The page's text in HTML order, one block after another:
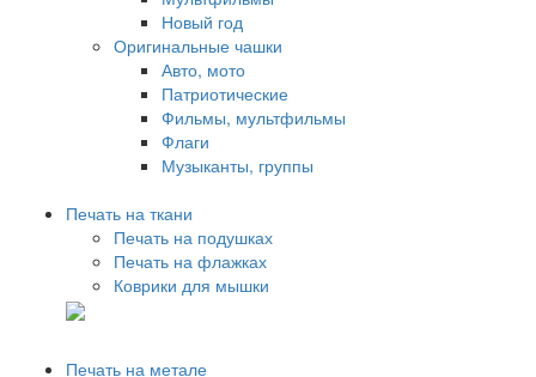
Новый год
Оригинальные чашки
Авто, мото
Патриотические
Фильмы, мультфильмы
Флаги
Музыканты, группы
Печать на ткани
Печать на подушках
Печать на флажках
Коврики для мышки
Печать на метале